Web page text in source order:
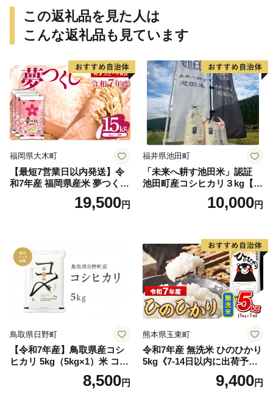
この返礼品を見た人は
こんな返礼品も見ています
福岡県大木町
【最短7営業日以内発送】令
和7年産 福岡県産米 夢つくし
15kg 精米 ※北海道・沖縄・
19,500円
福井県池田町
「未来へ耕す池田米」認証
池田町産コシヒカリ３kg【お
1人様につき３セットまで】
10,000円
鳥取県日野町
【令和7年産】鳥取県産コシ
ヒカリ 5kg（5kg×1）米 コシ
ヒカリ こしひかり お米 白米
精米 5キロ おこめ こめ コメ
8,500円
熊本県玉東町
令和7年産 無洗米 ひのひかり
5kg《7-14日以内に出荷予定
(土日祝除く)》コメ 米 無洗米
高レビュー｜人気米 熊本県
9,400円